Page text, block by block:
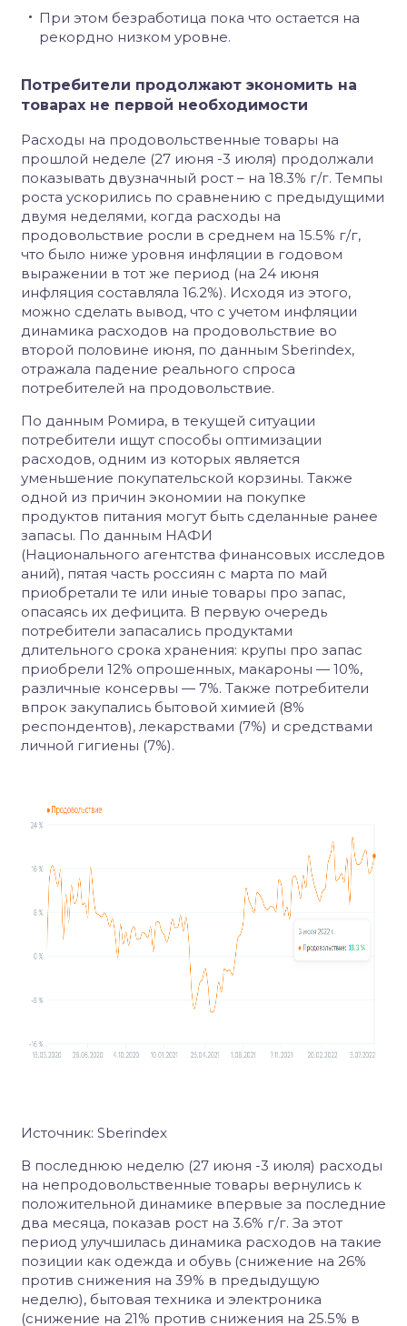
При этом безработица пока что остается на
рекордно низком уровне.
Потребители продолжают экономить на
товарах не первой необходимости
Расходы на продовольственные товары на
прошлой неделе (27 июня -3 июля) продолжали
показывать двузначный рост – на 18.3% г/г. Темпы
роста ускорились по сравнению с предыдущими
двумя неделями, когда расходы на
продовольствие росли в среднем на 15.5% г/г,
что было ниже уровня инфляции в годовом
выражении в тот же период (на 24 июня
инфляция составляла 16.2%). Исходя из этого,
можно сделать вывод, что c учетом инфляции
динамика расходов на продовольствие во
второй половине июня, по данным Sberindex,
отражала падение реального спроса
потребителей на продовольствие.
По данным Ромира, в текущей ситуации
потребители ищут способы оптимизации
расходов, одним из которых является
уменьшение покупательской корзины. Также
одной из причин экономии на покупке
продуктов питания могут быть сделанные ранее
запасы. По данным НАФИ
(Национального агентства финансовых исследов
аний), пятая часть россиян с марта по май
приобретали те или иные товары про запас,
опасаясь их дефицита. В первую очередь
потребители запасались продуктами
длительного срока хранения: крупы про запас
приобрели 12% опрошенных, макароны — 10%,
различные консервы — 7%. Также потребители
впрок закупались бытовой химией (8%
респондентов), лекарствами (7%) и средствами
личной гигиены (7%).
Источник: Sberindex
В последнюю неделю (27 июня -3 июля) расходы
на непродовольственные товары вернулись к
положительной динамике впервые за последние
два месяца, показав рост на 3.6% г/г. За этот
период улучшилась динамика расходов на такие
позиции как одежда и обувь (снижение на 26%
против снижения на 39% в предыдущую
неделю), бытовая техника и электроника
(снижение на 21% против снижения на 25.5% в